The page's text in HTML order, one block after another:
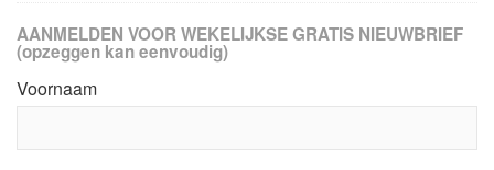
AANMELDEN VOOR WEKELIJKSE GRATIS NIEUWBRIEF
(opzeggen kan eenvoudig)
Voornaam